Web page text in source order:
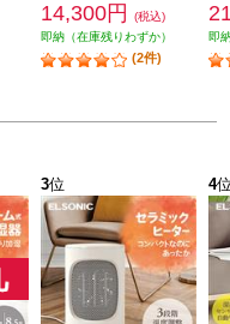
14,300円
(税込)
即納（在庫残りわずか）
(2件)
即
3位 4